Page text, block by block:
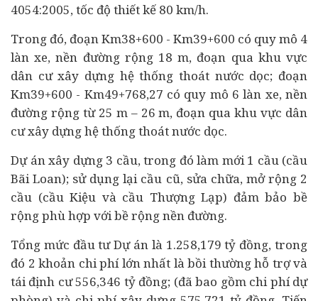
4054:2005, tốc độ thiết kế 80 km/h.
Trong đó, đoạn Km38+600 - Km39+600 có quy mô 4
làn xe, nền đường rộng 18 m, đoạn qua khu vực
dân cư xây dựng hệ thống thoát nước dọc; đoạn
Km39+600 - Km49+768,27 có quy mô 6 làn xe, nền
đường rộng từ 25 m – 26 m, đoạn qua khu vực dân
cư xây dựng hệ thống thoát nước dọc.
Dự án xây dựng 3 cầu, trong đó làm mới 1 cầu (cầu
Bãi Loan); sử dụng lại cầu cũ, sửa chữa, mở rộng 2
cầu (cầu Kiệu và cầu Thượng Lạp) đảm bảo bề
rộng phù hợp với bề rộng nền đường.
Tổng mức đầu tư Dự án là 1.258,179 tỷ đồng, trong
đó 2 khoản chi phí lớn nhất là bồi thường hỗ trợ và
tái định cư 556,346 tỷ đồng; (đã bao gồm chi phí dự